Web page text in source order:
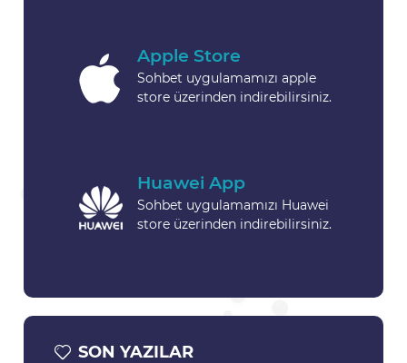
Apple Store
Sohbet uygulamamızı apple
store üzerinden indirebilirsiniz.
Huawei App
Sohbet uygulamamızı Huawei
store üzerinden indirebilirsiniz.
SON YAZILAR